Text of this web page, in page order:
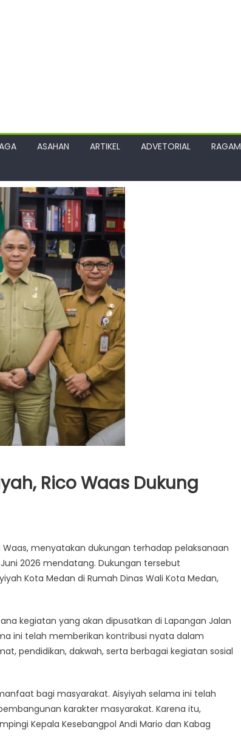
ASAHAN ARTIKEL ADVETORIAL RAGAM
Rico Waas Dukung
Waas, menyatakan dukungan terhadap pelaksanaan
2026 mendatang. Dukungan tersebut
Kota Medan di Rumah Dinas Wali Kota Medan,
kegiatan yang akan dipusatkan di Lapangan Jalan
ini telah memberikan kontribusi nyata dalam
pendidikan, dakwah, serta berbagai kegiatan sosial
bagi masyarakat. Aisyiyah selama ini telah
karakter masyarakat. Karena itu,
Kepala Kesebangpol Andi Mario dan Kabag